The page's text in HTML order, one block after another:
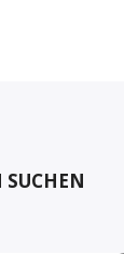
SUCHEN